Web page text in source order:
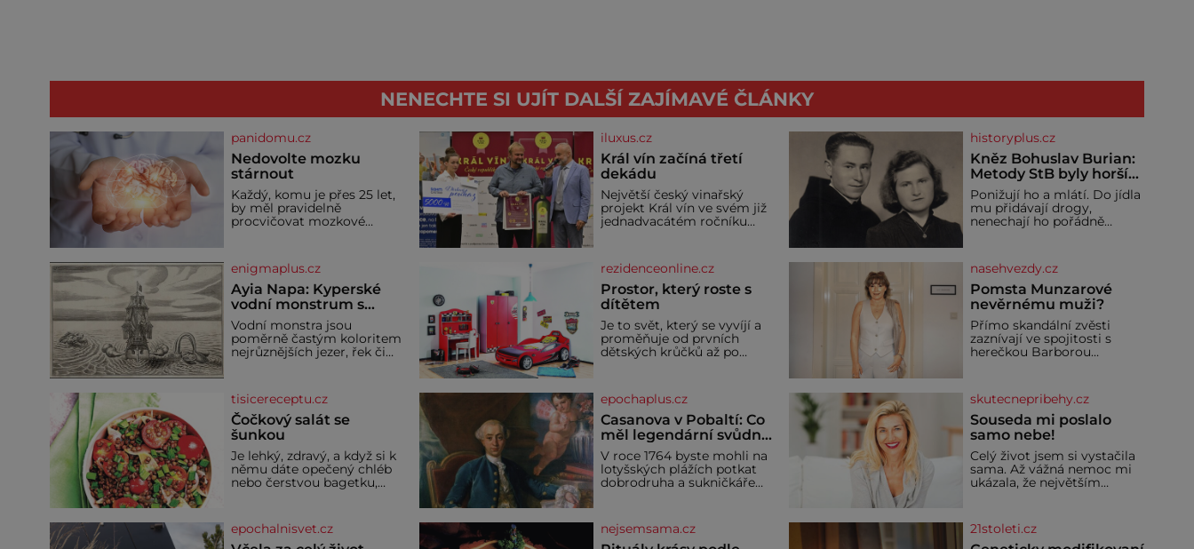
NENECHTE SI UJÍT DALŠÍ ZAJÍMAVÉ ČLÁNKY
panidomu.cz
Nedovolte mozku
stárnout
Každý, komu je přes 25 let,
by měl pravidelně
procvičovat mozkové
paměť. Možná máte
problém vzpomenout si na
jméno kolegy z práce. Nebo
marně v paměti lovíte
nedávno přečetli. Je to
opravdu tak, s věkem jako
kdyby se paměť rozhodla
iluxus.cz
Král vín začíná třetí
dekádu
Největší český vinařský
projekt Král vín ve svém již
jednadvacátém ročníku
porota z celkem 1260
vzorků od 157 vinařů. Král
vín, který se – i pře
historyplus.cz
Kněz Bohuslav Burian:
Metody StB byly horší
než gestapácké
trýznění
Ponižují ho a mlátí. Do jídla
mu přidávají drogy,
nenechají ho pořádně
kruté týrání nevydrží a
estébákům podepíše
všechno, co po něm chtějí.
Svým podpisem jim potvrdí
výslechů nikdo nevyvíjel
fyzický ani psychický nátlak.
Syn brněnského řezníka
enigmaplus.cz
Ayia Napa: Kyperské
vodní monstrum s
mírumilovnou povahou
Vodní monstra jsou
poměrně častým koloritem
nejrůznějších jezer, řek či
místo zviditelnit a
přitáhnout k němu
pozornost záhadám
nakloněných turi
rezidenceonline.cz
Prostor, který roste s
dítětem
Je to svět, který se vyvíjí a
proměňuje od prvních
dětských krůčků až po
bezpečí, kreativitu,
soustředění i odpočinek a
reaguje na každou etapu
života a specifické potřeby
dítěte. Pro nejmenší je
klíčová jednoduchost,
měkkost a bezpečí, proto
by pokoj miminka měl
nasehvezdy.cz
Pomsta Munzarové
nevěrnému muži?
Přímo skandální zvěsti
zaznívají ve spojitosti s
herečkou Barborou
Munzarová měla být totiž
viděna s jakýmsi
sympaťákem, s nímž se
velmi družně, až d
tisicereceptu.cz
Čočkový salát se
šunkou
Je lehký, zdravý, a když si k
němu dáte opečený chléb
nebo čerstvou bagetku,
oblíbené čočky 150 g cherry
rajčátek 1 velká červená
epochaplus.cz
Casanova v Pobaltí: Co
měl legendární svůdník
společného se
svobodnými zednáři?
V roce 1764 byste mohli na
lotyšských plážích potkat
dobrodruha a sukničkáře
však nebyla turistickým
výletem, ale ryze pracovní
skutecnepribehy.cz
Souseda mi poslalo
samo nebe!
Celý život jsem si vystačila
sama. Až vážná nemoc mi
ukázala, že největším
který je ochotný podat
pomocnou ruku. Vždycky
epochalnisvet.cz nejsemsama.cz 21stoleti.cz